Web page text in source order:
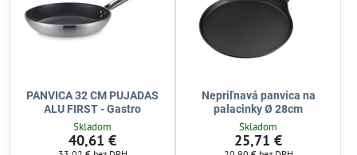
PANVICA 32 CM PUJADAS
ALU FIRST - Gastro
Skladom
40,61 €
Nepriľnavá panvica na
palacinky Ø 28cm
Skladom
25,71 €